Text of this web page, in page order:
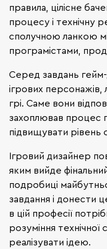
правила, цілісне
процесу і технічну
сполучною ланкою
програмістами,
Серед завдань
ігрових персонажів,
грі. Саме вони
захоплював процес
підвищувати рівень
Ігровий дизайнер
яким вийде
подробиці
завдання і донести
в цій професії
розуміння технічної
реалізувати ідею.